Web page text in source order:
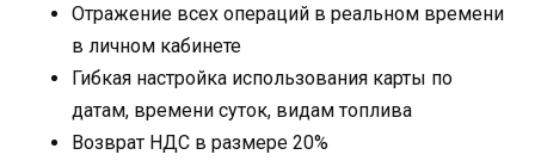
Отражение всех операций в реальном времени
в личном кабинете
Гибкая настройка использования карты по
датам, времени суток, видам топлива
Возврат НДС в размере 20%